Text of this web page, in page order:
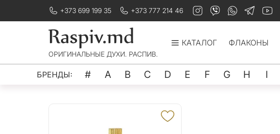
+373 699 199 35 +373 777 214 46
ОРИГИНАЛЬНЫЕ ДУХИ. РАСПИВ.
КАТАЛОГ ФЛАКОНЫ
БРЕНДЫ: # A B C D E F G H I